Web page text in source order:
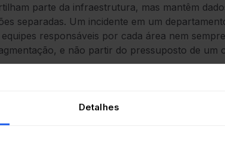
Detalhes
parte da infraestrutura, mas mantêm
separadas. Um incidente em um
equipes responsáveis por cada área nem
e não partir do pressuposto de um
toda
rastreável. Os auditores fazem perguntas
ela ocorreu, que documentação existe? Na
a essas perguntas ficam espalhadas em
que talvez já não trabalhem mais no